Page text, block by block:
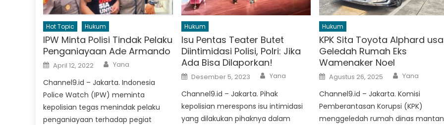
Hot Topic Hukum
IPW Minta Polisi Tindak Pelaku
Penganiayaan Ade Armando
Posted
on
April 12, 2022 Author
Yana
Channel9.id – Jakarta. Indonesia
Police Watch (IPW) meminta
kepolisian tegas menindak pelaku
penganiayaan terhadap pegiat
Hukum
Isu Pentas Teater Butet
Diintimidasi Polisi, Polri: Jika
Ada Bisa Dilaporkan!
Posted
on
Desember 5, 2023 Author
Yana
Channel9.id – Jakarta. Pihak
kepolisian merespons isu intimidasi
yang dilakukan pihaknya dalam
Hukum
KPK Sita Toyota Alphard
Geledah Rumah Eks
Wamenaker Noel
Posted
on
Agustus 26, 2025 Author
Yana
Channel9.id – Jakarta. Komisi
Pemberantasan Korupsi (KPK)
menggeledah rumah dinas mantan